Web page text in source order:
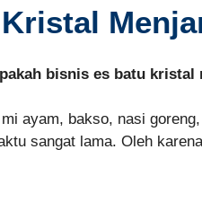
bisnis es batu kristal
ayam, bakso, nasi
sangat lama. Oleh